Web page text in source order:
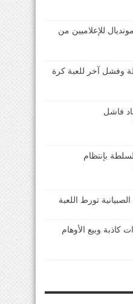
للإعلاميين من
وفشل آخر للعبة كرة
فاشل
بإنتظام
تورط اللعبة
كاذبة وبيع الأوهام